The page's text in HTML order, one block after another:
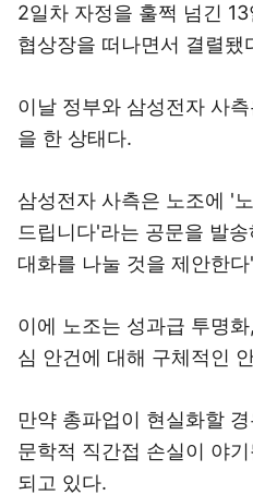
2일차 자정을 훌쩍 넘긴
협상장을 떠나면서 결렬됐
이날 정부와 삼성전자 사
을 한 상태다.
삼성전자 사측은 노조에 '
드립니다'라는 공문을 발
대화를 나눌 것을 제안한
이에 노조는 성과급 투명
심 안건에 대해 구체적인
만약 총파업이 현실화할
문학적 직간접 손실이 야
되고 있다.